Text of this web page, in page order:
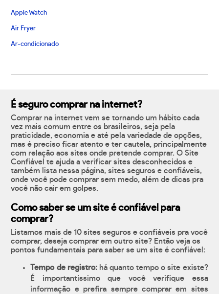
Apple Watch
Air Fryer
Ar-condicionado
É seguro comprar na internet?
Comprar na internet vem se tornando um hábito cada
vez mais comum entre os brasileiros, seja pela
praticidade, economia e até pela variedade de opções,
mas é preciso ficar atento e ter cautela, principalmente
com relação aos sites onde pretende comprar. O Site
Confiável te ajuda a verificar sites desconhecidos e
também lista nessa página, sites seguros e confiáveis,
onde você pode comprar sem medo, além de dicas pra
você não cair em golpes.
Como saber se um site é confiável para
comprar?
Listamos mais de 10 sites seguros e confiáveis pra você
comprar, deseja comprar em outro site? Então veja os
pontos fundamentais para saber se um site é confiável:
Tempo de registro:há quanto tempo o site existe?
É importantíssimo que você verifique essa
informação e prefira sempre comprar em sites